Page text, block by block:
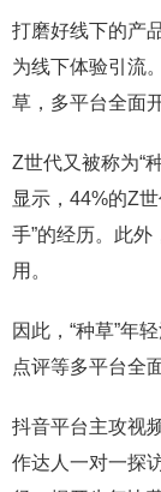
打磨好线下的产
为线下体验引流
草，多平台全面
Z世代又被称为“
显示，44%的Z
手”的经历。此
用。
因此，“种草”年
点评等多平台全
抖音平台主攻视
作达人一对一探